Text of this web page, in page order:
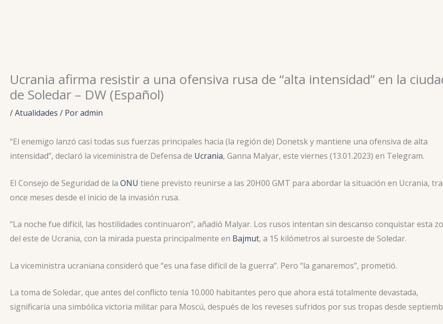
Ucrania afirma resistir a una ofensiva rusa de “alta intensidad” en la
de Soledar – DW (Español)
/Atualidades / Poradmin
“El enemigo lanzó casi todas sus fuerzas principales hacia (la región de) Donetsk y mantiene una ofensiva de alta
intensidad”, declaró la viceministra de Defensa de Ucrania, Ganna Malyar, este viernes (13.01.2023) en Telegram.
El Consejo de Seguridad de la ONU tiene previsto reunirse a las 20H00 GMT para abordar la situación en Ucrania,
once meses desde el inicio de la invasión rusa.
“La noche fue difícil, las hostilidades continuaron”, añadió Malyar. Los rusos intentan sin descanso conquistar esta
del este de Ucrania, con la mirada puesta principalmente en Bajmut, a 15 kilómetros al suroeste de Soledar.
La viceministra ucraniana consideró que “es una fase difícil de la guerra”. Pero “la ganaremos”, prometió.
La toma de Soledar, que antes del conflicto tenía 10.000 habitantes pero que ahora está totalmente devastada,
significaría una simbólica victoria militar para Moscú, después de los reveses sufridos por sus tropas desde